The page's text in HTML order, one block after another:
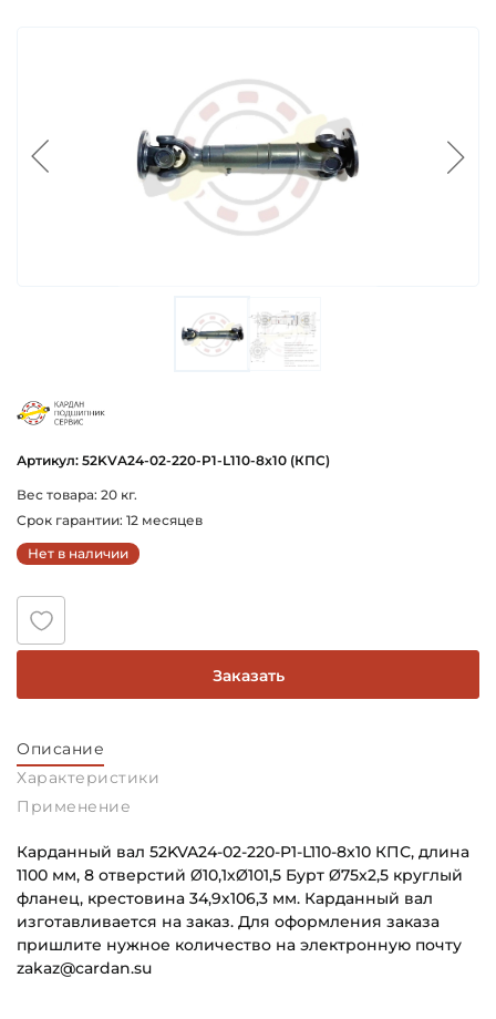
Артикул: 52KVA24-02-220-P1-L110-8x10 (КПС)
Вес товара: 20 кг.
Срок гарантии: 12 месяцев
Нет в наличии
Заказать
Описание
Характеристики
Применение
Карданный вал 52KVA24-02-220-P1-L110-8x10 КПС, длина
1100 мм, 8 отверстий Ø10,1хØ101,5 Бурт Ø75х2,5 круглый
фланец, крестовина 34,9х106,3 мм. Карданный вал
изготавливается на заказ. Для оформления заказа
пришлите нужное количество на электронную почту
zakaz@cardan.su